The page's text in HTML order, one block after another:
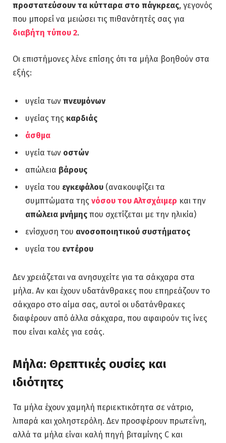
προστατεύσουν τα κύτταρα στο πάγκρεας, γεγονός
που μπορεί να μειώσει τις πιθανότητές σας για
διαβήτη τύπου 2.
Οι επιστήμονες λένε επίσης ότι τα μήλα βοηθούν στα
εξής:
υγεία των πνευμόνων
υγείας της καρδιάς
άσθμα
υγεία των οστών
απώλεια βάρους
υγεία του εγκεφάλου (ανακουφίζει τα
συμπτώματα της νόσου του Αλτσχάιμερ και την
απώλεια μνήμης που σχετίζεται με την ηλικία)
ενίσχυση του ανοσοποιητικού συστήματος
υγεία του εντέρου
Δεν χρειάζεται να ανησυχείτε για τα σάκχαρα στα
μήλα. Αν και έχουν υδατάνθρακες που επηρεάζουν το
σάκχαρο στο αίμα σας, αυτοί οι υδατάνθρακες
διαφέρουν από άλλα σάκχαρα, που αφαιρούν τις ίνες
που είναι καλές για εσάς.
Μήλα: Θρεπτικές ουσίες και
ιδιότητες
Τα μήλα έχουν χαμηλή περιεκτικότητα σε νάτριο,
λιπαρά και χοληστερόλη. Δεν προσφέρουν πρωτεΐνη,
αλλά τα μήλα είναι καλή πηγή βιταμίνης C και